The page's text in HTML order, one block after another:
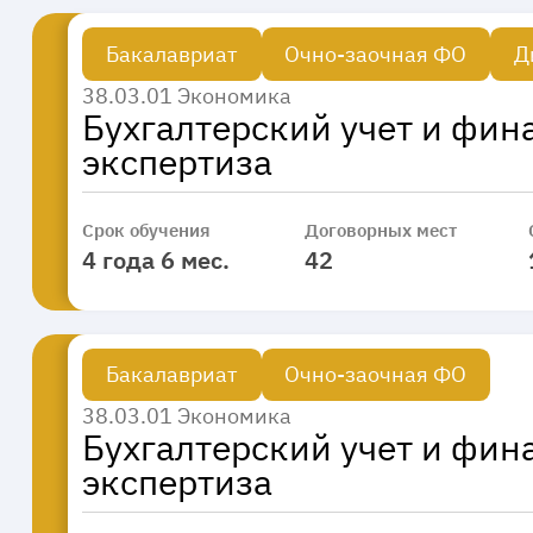
Бакалавриат Очно-заочная ФО
38.03.01 Экономика
Бухгалтерский учет и
экспертиза
Срок обучения
4 года 6 мес.
Договорных мест
42
Бакалавриат
Очно-заочная ФО
38.03.01 Экономика
Бухгалтерский учет и
экспертиза